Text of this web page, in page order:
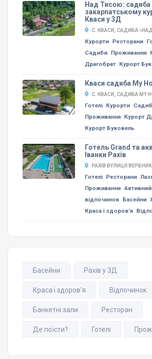
Над Тисою: садиба
закарпатському
Кваси у 3Д
С. КВАСИ, САДИБА
Курорти Ресторани
Садиби Проживання
Драгобрат Курорт
Кваси садиба My
С. КВАСИ, САДИБА MY
Готелі Курорти
Проживання Курорт
Курорт Буковель
Готель Grand та
Іванки Рахів
РАХІВ ВУЛИЦЯ ВЕРБНИК
Готелі Ресторани
Проживання Активний
відпочинок Басейни
Краса і здоров’я
Басейни Рахів у 3Д
Краса і здоров’я Відпочинок
Банкетні зали Ресторан
Де поїсти? Готелі